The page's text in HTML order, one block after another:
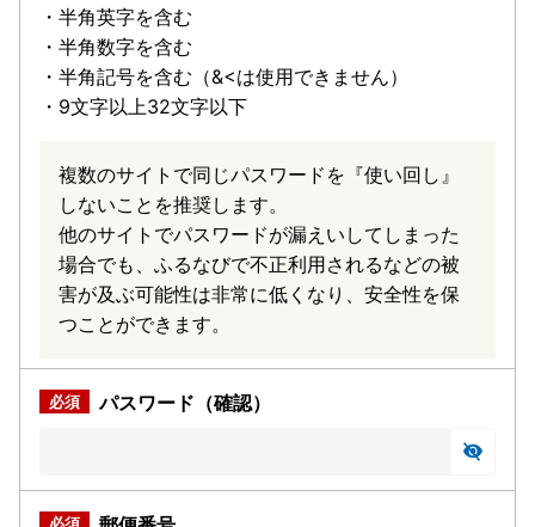
・半角英字を含む
・半角数字を含む
・半角記号を含む（&<は使用できません）
・9文字以上32文字以下
複数のサイトで同じパスワードを『使い回し』
しないことを推奨します。
他のサイトでパスワードが漏えいしてしまった
場合でも、ふるなびで不正利用されるなどの被
害が及ぶ可能性は非常に低くなり、安全性を保
つことができます。
パスワード（確認）